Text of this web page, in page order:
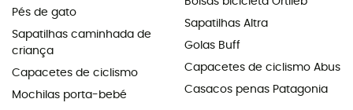
Pés de gato
Sapatilhas caminhada de
criança
Capacetes de ciclismo
Mochilas porta-bebé
Sapatilhas Altra
Golas Buff
Capacetes de ciclismo Abus
Casacos penas Patagonia